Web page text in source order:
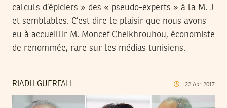
calculs d’épiciers » des « pseudo-experts » à la M. J
et semblables. C’est dire le plaisir que nous avons
eu à accueillir M. Moncef Cheikhrouhou, économiste
de renommée, rare sur les médias tunisiens.
RIADH GUERFALI 22 Apr 2017